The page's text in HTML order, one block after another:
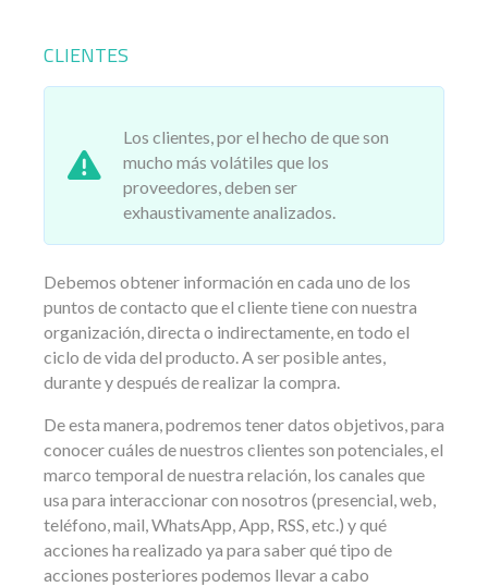
CLIENTES
Los clientes, por el hecho de que son
mucho más volátiles que los
proveedores, deben ser
exhaustivamente analizados.
Debemos obtener información en cada uno de los
puntos de contacto que el cliente tiene con nuestra
organización, directa o indirectamente, en todo el
ciclo de vida del producto. A ser posible antes,
durante y después de realizar la compra.
De esta manera, podremos tener datos objetivos, para
conocer cuáles de nuestros clientes son potenciales, el
marco temporal de nuestra relación, los canales que
usa para interaccionar con nosotros (presencial, web,
teléfono, mail, WhatsApp, App, RSS, etc.) y qué
acciones ha realizado ya para saber qué tipo de
acciones posteriores podemos llevar a cabo